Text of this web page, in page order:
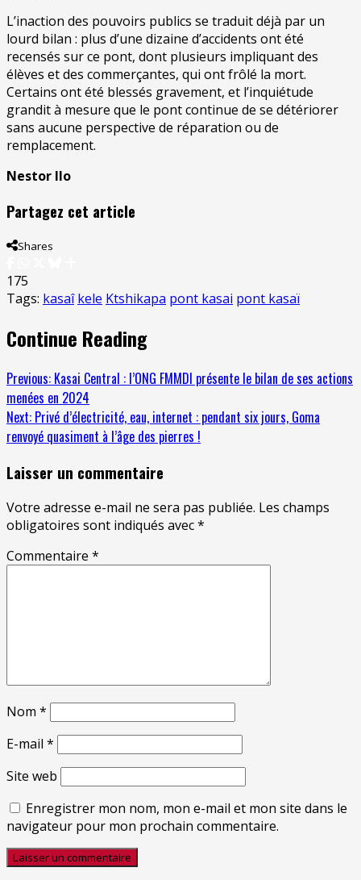
L’inaction des pouvoirs publics se traduit déjà par un
lourd bilan : plus d’une dizaine d’accidents ont été
recensés sur ce pont, dont plusieurs impliquant des
élèves et des commerçantes, qui ont frôlé la mort.
Certains ont été blessés gravement, et l’inquiétude
grandit à mesure que le pont continue de se détériorer
sans aucune perspective de réparation ou de
remplacement.
Nestor Ilo
Partagez cet article
Shares
175
Tags: kasaî kele Ktshikapa pont kasai pont kasaï
Continue Reading
Previous: Kasai Central : l’ONG FMMDI présente le bilan de ses actions
menées en 2024
Next: Privé d’électricité, eau, internet : pendant six jours, Goma
renvoyé quasiment à l’âge des pierres !
Laisser un commentaire
Votre adresse e-mail ne sera pas publiée. Les champs
obligatoires sont indiqués avec*
Commentaire *
Nom *
E-mail *
Site web
Enregistrer mon nom, mon e-mail et mon site dans le
navigateur pour mon prochain commentaire.